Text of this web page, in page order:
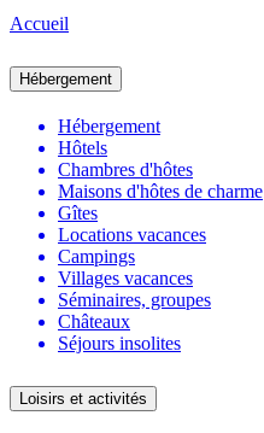
Accueil
Hébergement
Hébergement
Hôtels
Chambres d'hôtes
Maisons d'hôtes de charme
Gîtes
Locations vacances
Campings
Villages vacances
Séminaires, groupes
Châteaux
Séjours insolites
Loisirs et activités